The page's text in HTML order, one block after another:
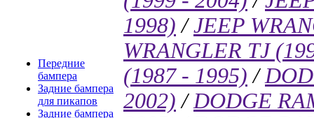
Передние
бампера
Задние бампера
для пикапов
Задние бампера
1998) /JEEP
WRANGLER TJ
(1987 - 1995) /
2002) / DODGE